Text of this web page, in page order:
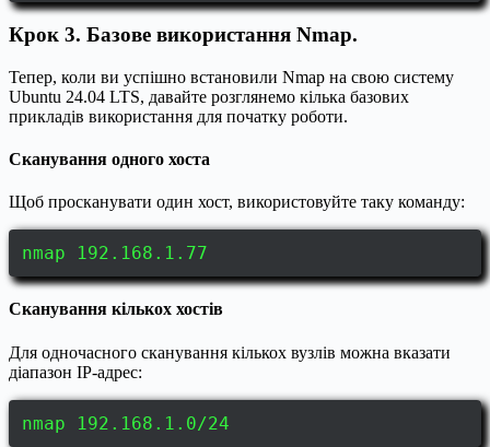
Крок 3. Базове використання Nmap.
Тепер, коли ви успішно встановили Nmap на свою систему
Ubuntu 24.04 LTS, давайте розглянемо кілька базових
прикладів використання для початку роботи.
Сканування одного хоста
Щоб просканувати один хост, використовуйте таку команду:
nmap 192.168.1.77
Сканування кількох хостів
Для одночасного сканування кількох вузлів можна вказати
діапазон IP-адрес:
nmap 192.168.1.0/24